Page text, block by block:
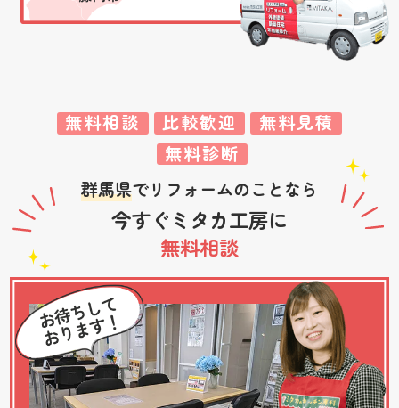
無料相談 比較歓迎
無料見積
無料診断
群馬県でリフォームのことなら
今すぐミタカ工房に
無料相談